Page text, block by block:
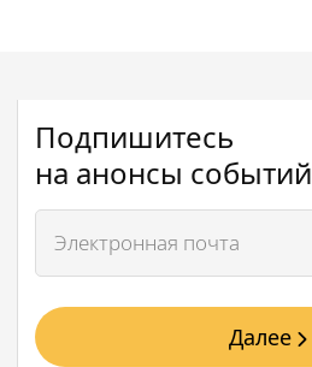
Подпишитесь
на анонсы событий
Далее